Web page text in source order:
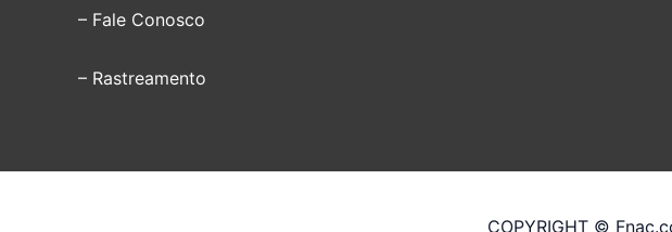
– Fale Conosco
– Rastreamento
COPYRIGHT ©